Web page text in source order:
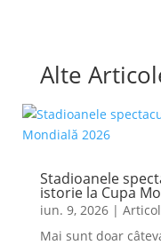
Alte
Stadioanele
istorie la Cupa
iun. 9, 2026|
Mai sunt doar